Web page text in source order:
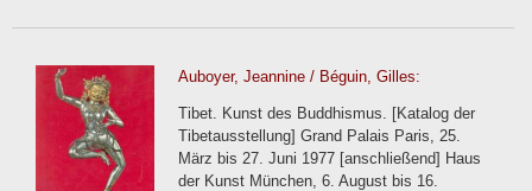
Auboyer, Jeannine / Béguin, Gilles:
Tibet. Kunst des Buddhismus. [Katalog der
Tibetausstellung] Grand Palais Paris, 25.
März bis 27. Juni 1977 [anschließend] Haus
der Kunst München, 6. August bis 16.